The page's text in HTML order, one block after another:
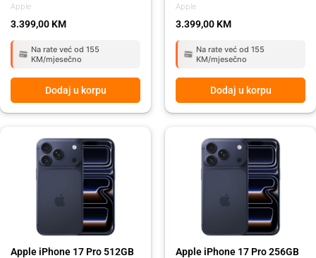
Apple
3.399,00 KM
Na rate već od 155
KM/mjesečno
Dodaj u korpu
Apple
3.399,00 KM
Na rate već od 155
KM/mjesečno
Dodaj u korpu
Apple iPhone 17 Pro 512GB
Apple iPhone 17 Pro 256GB